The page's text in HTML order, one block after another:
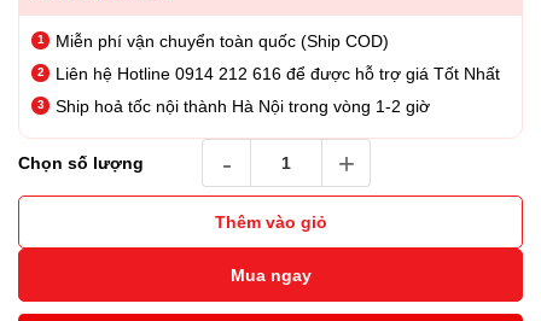
Miễn phí vận chuyển toàn quốc (Ship COD)
Liên hệ Hotline 0914 212 616 để được hỗ trợ giá Tốt Nhất
Ship hoả tốc nội thành Hà Nội trong vòng 1-2 giờ
Chọn số lượng
Thêm vào giỏ
Mua ngay